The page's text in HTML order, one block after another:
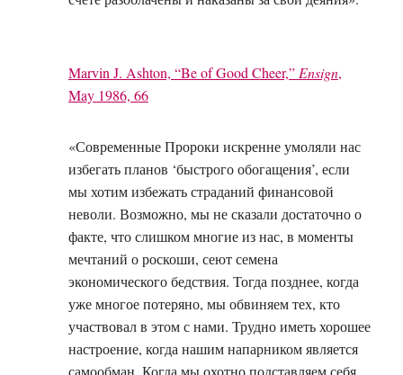
Marvin J. Ashton, “Be of Good Cheer,” Ensign,
May 1986, 66
«Современные Пророки искренне умоляли нас
избегать планов ‘быстрого обогащения’, если
мы хотим избежать страданий финансовой
неволи. Возможно, мы не сказали достаточно о
факте, что слишком многие из нас, в моменты
мечтаний о роскоши, сеют семена
экономического бедствия. Тогда позднее, когда
уже многое потеряно, мы обвиняем тех, кто
участвовал в этом с нами. Трудно иметь хорошее
настроение, когда нашим напарником является
самообман. Когда мы охотно подставляем себя